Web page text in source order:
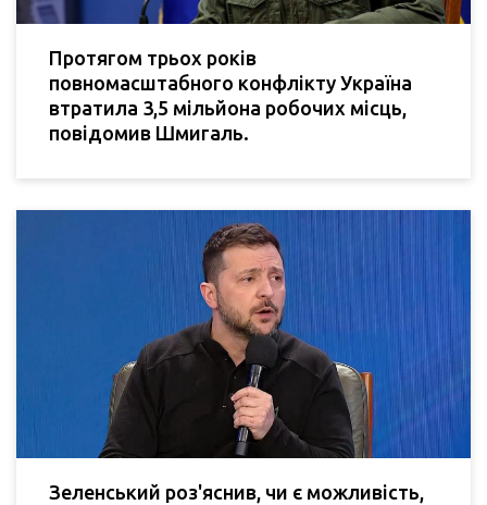
Протягом трьох років
повномасштабного конфлікту Україна
втратила 3,5 мільйона робочих місць,
повідомив Шмигаль.
Зеленський роз'яснив, чи є можливість,